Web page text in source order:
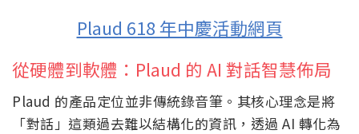
Plaud 618 年中慶活動網頁
從硬體到軟體：Plaud 的 AI 對話智慧佈局
Plaud 的產品定位並非傳統錄音筆。其核心理念是將
「對話」這類過去難以結構化的資訊，透過 AI 轉化為